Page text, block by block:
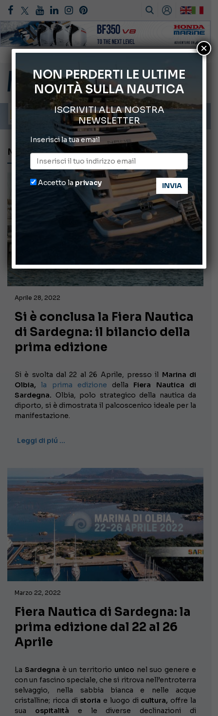
Montecristo Yachting, l’orologio per il diportista
Gommoni Callegari acquisisce Geniuss
66° Salone Nautico Internazionale di Genova
ABOFA 2026: la fiera del mare ad Aqaba
Cannes Yachting Festival 2026: tutte le novità attese a settembre
MARINA DI OLBIA
Aprile 28, 2022
Si è conclusa la Fiera Nautica
di Sardegna: il bilancio della
prima edizione
Si è svolta dal 22 al 26 Aprile, presso il Marina di
Olbia,
la prima edizione della Fiera Nautica di
Sardegna. Olbia, polo strategico della nautica da
diporto, si è dimostrata il palcoscenico ideale per la
manifestazione.
Leggi di piú …
Marzo 22, 2022
Fiera Nautica di Sardegna: la
prima edizione dal 22 al 26
Aprile
La Sardegna è un territorio unico nel suo genere e
con un fascino speciale, che si ritrova nell’entroterra
selvaggio, nella sabbia bianca e nelle acque
cristalline; ricca di storia e luogo di cultura, offre la
sua ospitalità e le diverse declinazioni di
NON PERDERTI LE ULTIME
NOVITÀ SULLA NAUTICA
ISCRIVITI ALLA NOSTRA
NEWSLETTER
Inserisci la tua email
Accetto la privacy
×